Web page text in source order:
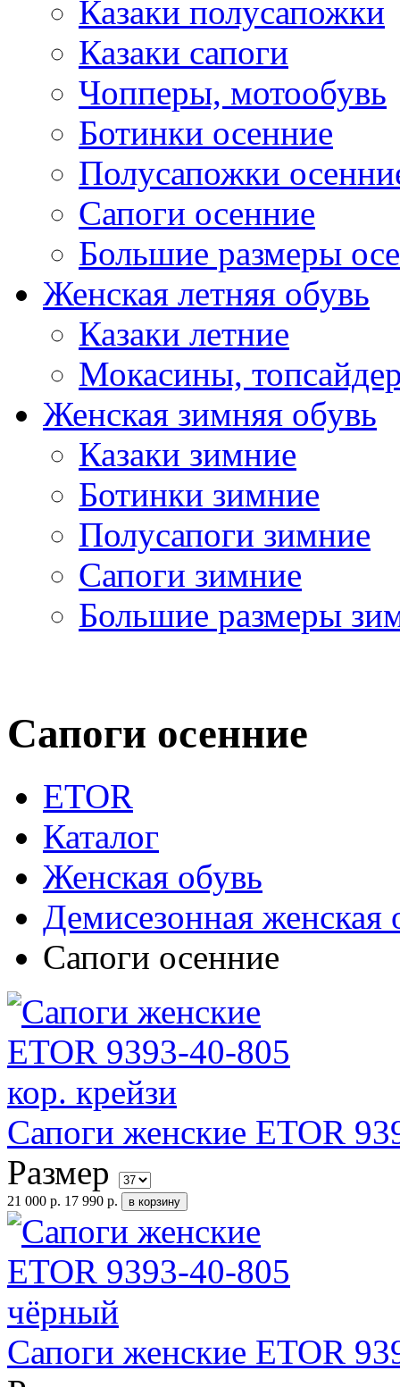
Казаки полусапожки
Казаки сапоги
Чопперы, мотообувь
Ботинки осенние
Полусапожки
Сапоги осенние
Большие размеры
Женская летняя обувь
Казаки летние
Мокасины,
Женская зимняя обувь
Казаки зимние
Ботинки зимние
Полусапоги зимние
Сапоги зимние
Большие размеры
Сапоги осенние
ETOR
Каталог
Женская обувь
Демисезонная женская
Сапоги осенние
Сапоги женские ETOR
Размер
21 000 р. 17 990 р.
Сапоги женские ETOR